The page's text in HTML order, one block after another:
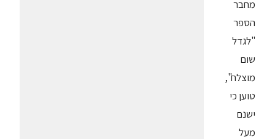
מחבר
הספר
"לגדל
שום
מוצלח",
טוען כי
ישנם
מעל